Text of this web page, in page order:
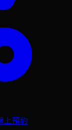
上預約